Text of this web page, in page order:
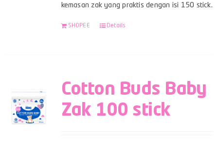
kemasan zak yang praktis dengan isi 150 stick.
SHOPEE Details
Cotton Buds Baby
Zak 100 stick